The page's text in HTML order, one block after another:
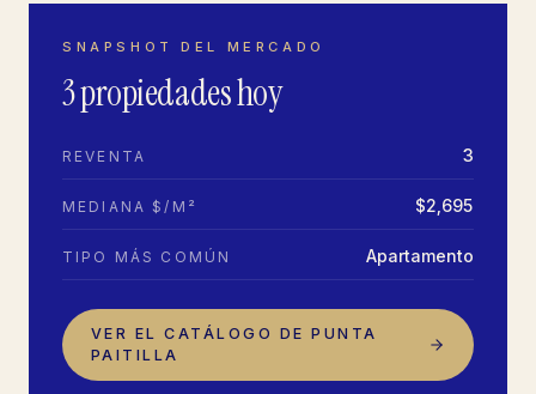
SNAPSHOT DEL MERCADO
3propiedadeshoy
REVENTA 3
MEDIANA $/M² $2,695
TIPO MÁS COMÚN Apartamento
VER EL CATÁLOGO DEPUNTA
PAITILLA